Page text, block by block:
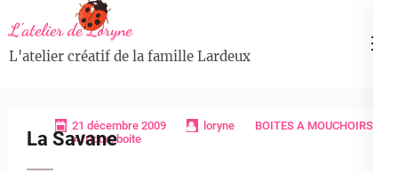
au
contenu
L'atelier de Loryne
L'atelier créatif de la famille Lardeux
21 décembre 2009 loryne
BOITES A MOUCHOIRS
Afrique,boite
La Savane